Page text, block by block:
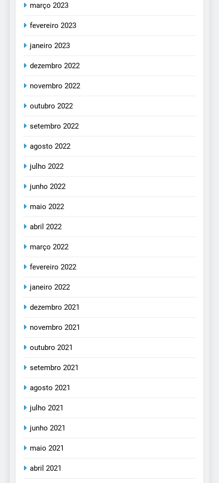
março 2023
fevereiro 2023
janeiro 2023
dezembro 2022
novembro 2022
outubro 2022
setembro 2022
agosto 2022
julho 2022
junho 2022
maio 2022
abril 2022
março 2022
fevereiro 2022
janeiro 2022
dezembro 2021
novembro 2021
outubro 2021
setembro 2021
agosto 2021
julho 2021
junho 2021
maio 2021
abril 2021